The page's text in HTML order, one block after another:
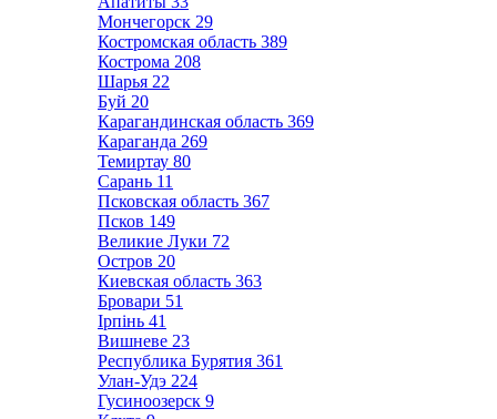
Мончегорск 29
Костромская область 389
Кострома 208
Шарья 22
Буй 20
Карагандинская область 369
Караганда 269
Темиртау 80
Сарань 11
Псковская область 367
Псков 149
Великие Луки 72
Остров 20
Киевская область 363
Бровари 51
Ірпінь 41
Вишневе 23
Республика Бурятия 361
Улан-Удэ 224
Гусиноозерск 9